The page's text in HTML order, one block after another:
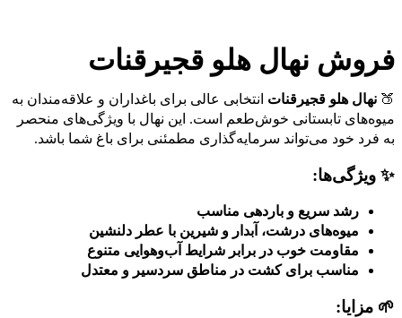
فروش نهال هلو قجیرقنات
🍑 نهال هلو قجیرقنات انتخابی عالی برای باغداران و علاقه‌مندان به
میوه‌های تابستانی خوش‌طعم است. این نهال با ویژگی‌های منحصر
به فرد خود می‌تواند سرمایه‌گذاری مطمئنی برای باغ شما باشد.
✨ ویژگی‌ها:
رشد سریع و باردهی مناسب
میوه‌های درشت، آبدار و شیرین با عطر دلنشین
مقاومت خوب در برابر شرایط آب‌وهوایی متنوع
مناسب برای کشت در مناطق سردسیر و معتدل
🌱 مزایا: